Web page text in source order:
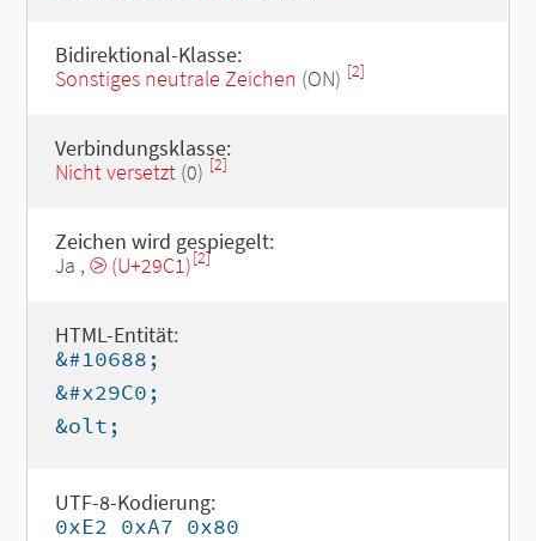
Bidirektional-Klasse:
Sonstiges neutrale Zeichen (ON) [2]
Verbindungsklasse:
Nicht versetzt(0) [2]
Zeichen wird gespiegelt:
Ja , ⧁ (U+29C1)[2]
HTML-Entität:
&#10688;
&#x29C0;
&olt;
UTF-8-Kodierung:
0xE2 0xA7 0x80